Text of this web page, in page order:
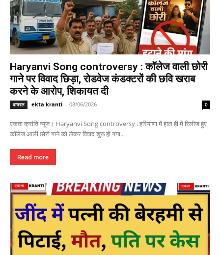
Haryanvi Song controversy : कॉलेज वाली छोरी
गाने पर विवाद छिड़ा, रोडवेज कंडक्टरों की छवि खराब
करने के आरोप, शिकायत दी
वायरल ekta kranti - 08/06/2026 0
एकता क्रांति न्यूज। Haryanvi Song controversy : हरियाणा में हाल ही में रिलीज हुए
कॉलेज आली छोरी गाने को लेकर विवाद शुरू हो गया...
Read more